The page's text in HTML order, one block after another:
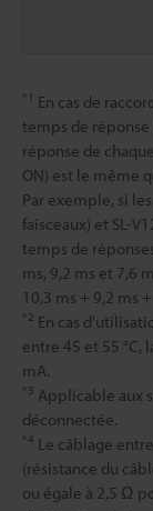
*1 En cas de
temps de réponse
réponse de
ON) est le même
Par exemple, si les
faisceaux) et SL-
temps de
ms, 9,2 ms et 7,6
10,3 ms + 9,2 ms
*2 En cas
entre 45 et 55 °C,
mA.
*3 Applicable aux
déconnectée.
*4 Le câblage
(résistance du
ou égale à 2,5 Ω